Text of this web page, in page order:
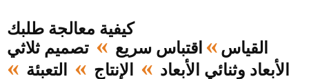
كيفية معالجة طلبك
القياس » اقتباس سريع » تصميم ثلاثي
الأبعاد وثنائي الأبعاد » الإنتاج » التعبئة »